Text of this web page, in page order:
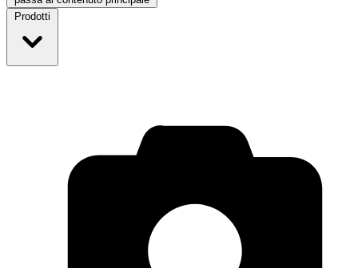
Prodotti